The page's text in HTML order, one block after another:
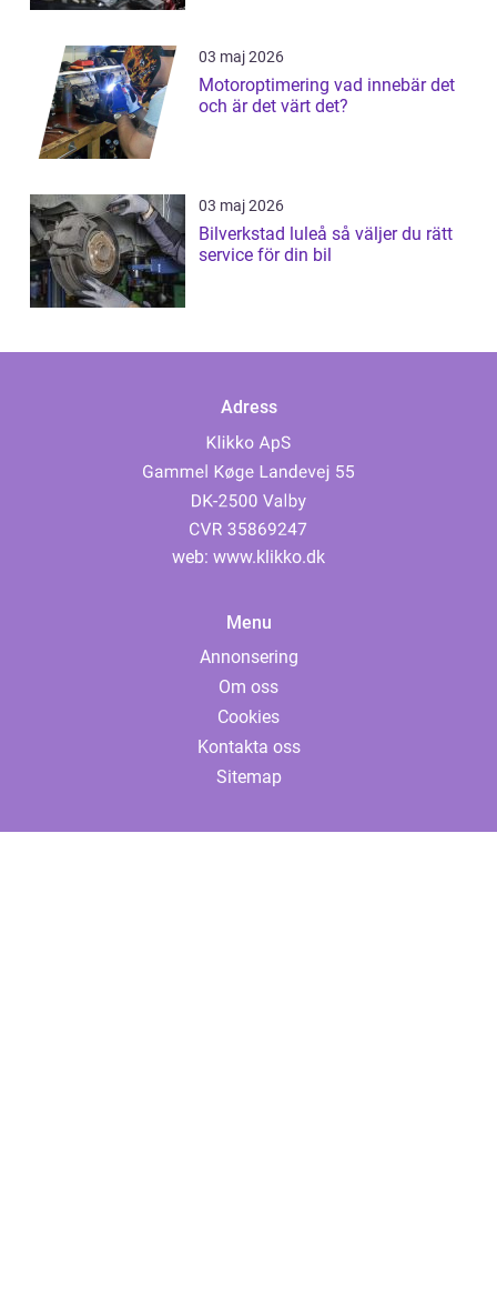
03 maj 2026
Motoroptimering vad innebär det
och är det värt det?
03 maj 2026
Bilverkstad luleå så väljer du rätt
service för din bil
Adress
web: www.klikko.dk
Menu
Annonsering
Om oss
Cookies
Kontakta oss
Sitemap